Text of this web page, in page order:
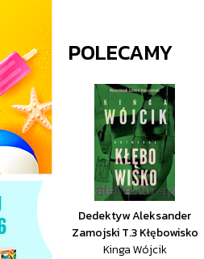
POLECAMY
Dedektyw Aleksander
Zamojski T.3 Kłębowisko
Kinga Wójcik